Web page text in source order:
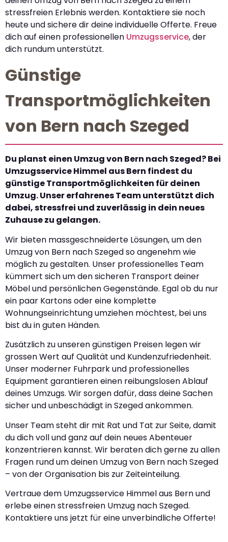
stressfreien Erlebnis werden. Kontaktiere sie noch
heute und sichere dir deine individuelle Offerte. Freue
dich auf einen professionellen Umzugsservice, der
dich rundum unterstützt.
Günstige
Transportmöglichkeiten
von Bern nach Szeged
Du planst einen Umzug von Bern nach Szeged? Bei
Umzugsservice Himmel aus Bern findest du
günstige Transportmöglichkeiten für deinen
Umzug. Unser erfahrenes Team unterstützt dich
dabei, stressfrei und zuverlässig in dein neues
Zuhause zu gelangen.
Wir bieten massgeschneiderte Lösungen, um den
Umzug von Bern nach Szeged so angenehm wie
möglich zu gestalten. Unser professionelles Team
kümmert sich um den sicheren Transport deiner
Möbel und persönlichen Gegenstände. Egal ob du nur
ein paar Kartons oder eine komplette
Wohnungseinrichtung umziehen möchtest, bei uns
bist du in guten Händen.
Zusätzlich zu unseren günstigen Preisen legen wir
grossen Wert auf Qualität und Kundenzufriedenheit.
Unser moderner Fuhrpark und professionelles
Equipment garantieren einen reibungslosen Ablauf
deines Umzugs. Wir sorgen dafür, dass deine Sachen
sicher und unbeschädigt in Szeged ankommen.
Unser Team steht dir mit Rat und Tat zur Seite, damit
du dich voll und ganz auf dein neues Abenteuer
konzentrieren kannst. Wir beraten dich gerne zu allen
Fragen rund um deinen Umzug von Bern nach Szeged
– von der Organisation bis zur Zeiteinteilung.
Vertraue dem Umzugsservice Himmel aus Bern und
erlebe einen stressfreien Umzug nach Szeged.
Kontaktiere uns jetzt für eine unverbindliche Offerte!